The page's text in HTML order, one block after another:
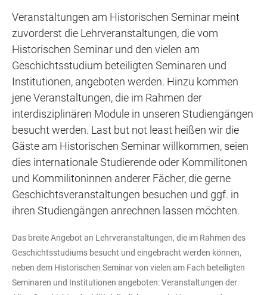
Veranstaltungen am Historischen Seminar meint
zuvorderst die Lehrveranstaltungen, die vom
Historischen Seminar und den vielen am
Geschichtsstudium beteiligten Seminaren und
Institutionen, angeboten werden. Hinzu kommen
jene Veranstaltungen, die im Rahmen der
interdisziplinären Module in unseren Studiengängen
besucht werden. Last but not least heißen wir die
Gäste am Historischen Seminar willkommen, seien
dies internationale Studierende oder Kommilitonen
und Kommilitoninnen anderer Fächer, die gerne
Geschichtsveranstaltungen besuchen und ggf. in
ihren Studiengängen anrechnen lassen möchten.
Das breite Angebot an Lehrveranstaltungen, die im Rahmen des
Geschichtsstudiums besucht und eingebracht werden können,
neben dem Historischen Seminar von vielen am Fach beteiligten
Seminaren und Institutionen angeboten: Veranstaltungen der